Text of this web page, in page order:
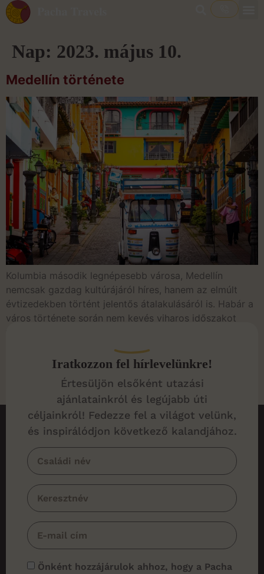
Nap: 2023. május 10.
Medellín története
Kolumbia második legnépesebb városa, Medellín
nemcsak gazdag kultúrájáról híres, hanem az elmúlt
évtizedekben történt jelentős átalakulásáról is. Habár a
város története során nem kevés viharos időszakot
mindenképpen figyelemreméltó. Nem csoda tehát, hogy
napjainkra az örök tavasz városának is nevezett
Medellín az egyik legnépszerűbb turisztikai
desztinációvá nőtte ki magát. […]
Iratkozzon fel hírlevelünkre!
Értesüljön elsőként utazási
ajánlatainkról és legújabb úti
céljainkról! Fedezze fel a világot velünk,
és inspirálódjon következő kalandjához.
Önként hozzájárulok ahhoz, hogy a Pacha